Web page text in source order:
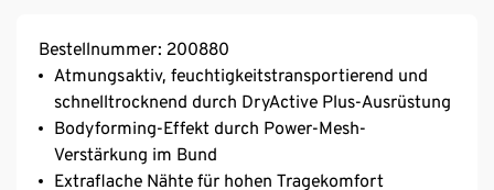
Bestellnummer: 200880
Atmungsaktiv, feuchtigkeitstransportierend und
schnelltrocknend durch DryActive Plus-Ausrüstung
Bodyforming-Effekt durch Power-Mesh-
Verstärkung im Bund
Extraflache Nähte für hohen Tragekomfort